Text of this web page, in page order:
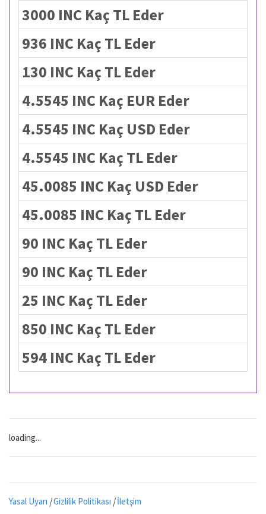
3000 INC Kaç TL Eder
936 INC Kaç TL Eder
130 INC Kaç TL Eder
4.5545 INC Kaç EUR Eder
4.5545 INC Kaç USD Eder
4.5545 INC Kaç TL Eder
45.0085 INC Kaç USD Eder
45.0085 INC Kaç TL Eder
90 INC Kaç TL Eder
90 INC Kaç TL Eder
25 INC Kaç TL Eder
850 INC Kaç TL Eder
594 INC Kaç TL Eder
loading...
Yasal Uyarı |Gizlilik Politikası |İletşim